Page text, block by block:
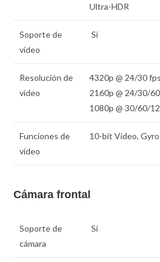
Ultra-HDR
Soporte de
vídeo
Sí
Resolución de
vídeo
4320p @ 24/30 fps
2160p @ 24/30/
1080p @ 30/60/
Funciones de
vídeo
10-bit Video,
Cámara frontal
Soporte de
cámara
Sí